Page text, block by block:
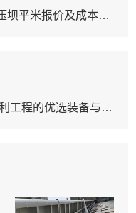
液压坝价格多少一平方 2026 液压坝平米报价及成本核算
弧形钢坝闸的优缺点全解析：水利工程的优选装备与应用考量